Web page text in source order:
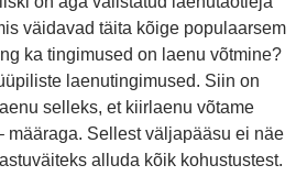
väidavad täita kõige populaarsem
ka tingimused on laenu võtmine?
laenutingimused. Siin on
selleks, et kiirlaenu võtame
määraga. Sellest väljapääsu ei näe
alluda kõik kohustustest.